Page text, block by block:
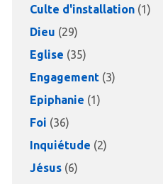
Culte d'installation (1)
Dieu (29)
Eglise (35)
Engagement (3)
Epiphanie (1)
Foi (36)
Inquiétude (2)
Jésus (6)